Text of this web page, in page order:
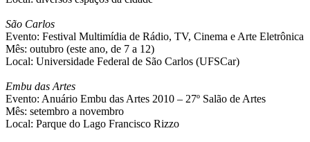
São Carlos
Evento: Festival Multimídia de Rádio, TV, Cinema e Arte Eletrônica
Mês: outubro (este ano, de 7 a 12)
Local: Universidade Federal de São Carlos (UFSCar)
Embu das Artes
Evento: Anuário Embu das Artes 2010 – 27º Salão de Artes
Mês: setembro a novembro
Local: Parque do Lago Francisco Rizzo